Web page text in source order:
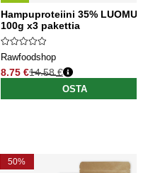
Hampuproteiini 35% LUOMU
100g x3 pakettia
Rawfoodshop
8.75 €
Normaali hinta
14.58 €
OSTA
50%